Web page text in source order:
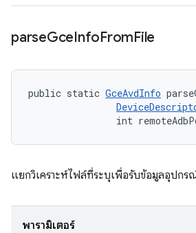
parseGceInfoFromFile
public static GceAvdInfo
int
แยกวิเคราะห์ไฟล์ที่ระบุเพื่อรับข้อมูลอุปกร
พารามิเตอร์